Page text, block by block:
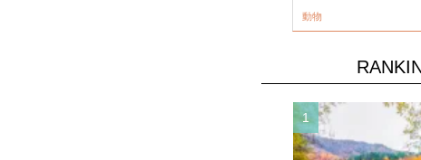
動物
1